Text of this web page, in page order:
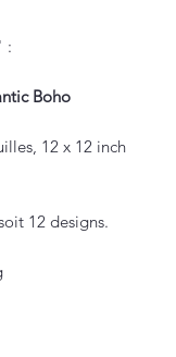
:
Boho
12 x 12 inch
12 designs.